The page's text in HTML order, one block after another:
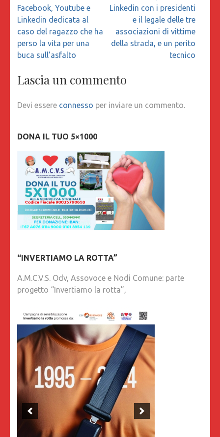
Facebook, Youtube e
Linkedin dedicata al
caso del ragazzo che ha
perso la vita per una
buca sull’asfalto
Linkedin con i presidenti
e il legale delle tre
associazioni di vittime
della strada, e un perito
tecnico
Lascia un commento
Devi essere connesso per inviare un commento.
DONA IL TUO 5×1000
“INVERTIAMO LA ROTTA”
A.M.C.V.S. Odv, Assovoce e Nodi Comune: parte
progetto “Invertiamo la rotta”,